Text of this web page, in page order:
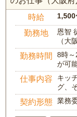
時給 1,500
勤務地
恩智
（大
勤務時間
8時～
が可
仕事内容
キッ
グ、
契約形態 業務